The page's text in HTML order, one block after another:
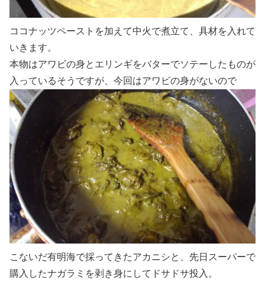
ココナッツペーストを加えて中火で煮立て、具材を入れて
いきます。
本物はアワビの身とエリンギをバターでソテーしたものが
入っているそうですが、今回はアワビの身がないので
こないだ有明海で採ってきたアカニシと、先日スーパーで
購入したナガラミを剥き身にしてドサドサ投入。